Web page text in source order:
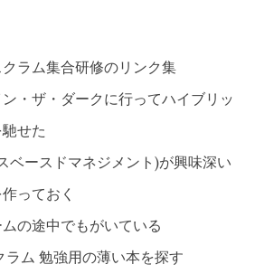
ラム集合研修のリンク集
・ザ・ダークに行ってハイブリッ
せた
ベースドマネジメント)が興味深い
っておく
の途中でもがいている
ラム 勉強用の薄い本を探す